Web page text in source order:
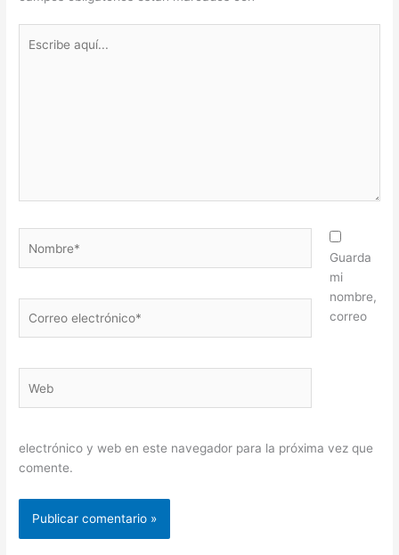
aquí...
electrónico*
Guarda
mi
nombre,
correo
electrónico y web en este navegador para la próxima vez que
comente.